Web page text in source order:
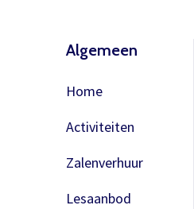
Algemeen
Home
Activiteiten
Zalenverhuur
Lesaanbod